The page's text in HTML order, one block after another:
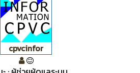
cpvcinfor